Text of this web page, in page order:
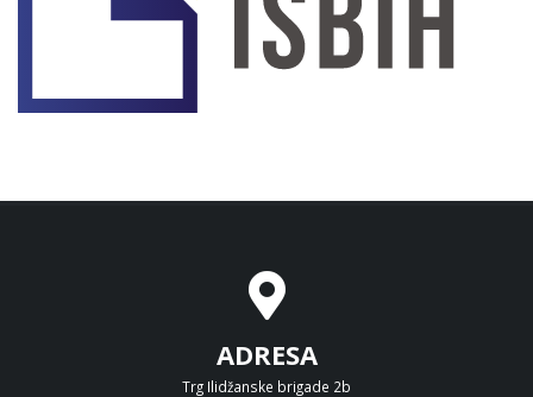
ADRESA
Trg Ilidžanske brigade 2b